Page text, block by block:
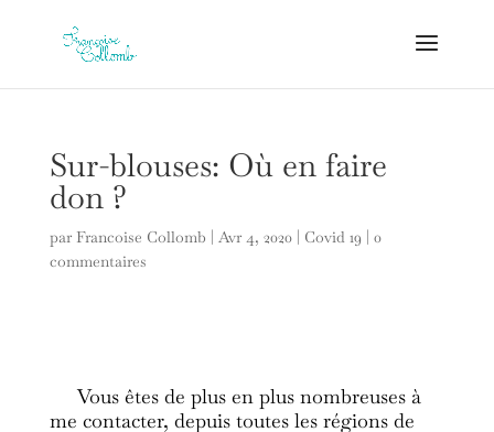
Sur-blouses: Où en faire
don ?
par Francoise Collomb | Avr 4, 2020| Covid 19 | 0
commentaires
Vous êtes de plus en plus nombreuses à
me contacter, depuis toutes les régions de